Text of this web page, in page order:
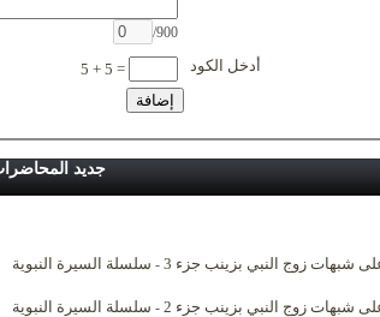
/900
5 + 5 = أدخل الكود
جديد
على شبهات زوج النبي بزينب جزء 3 - سلسلة السيرة النبوية
على شبهات زوج النبي بزينب جزء 2 - سلسلة السيرة النبوية